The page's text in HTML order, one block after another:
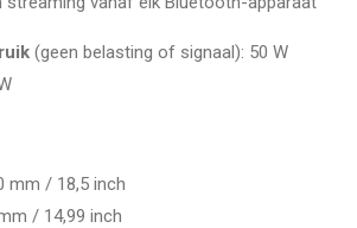
(geen belasting of signaal): 50 W
mm / 18,5 inch
/ 14,99 inch